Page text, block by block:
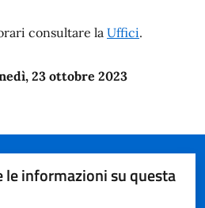
consultare la Uffici.
23 ottobre 2023
le informazioni su questa